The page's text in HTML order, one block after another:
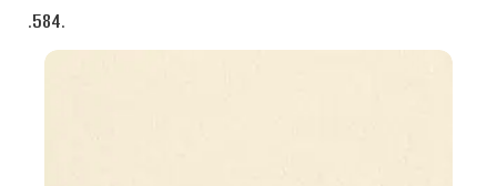
.584.